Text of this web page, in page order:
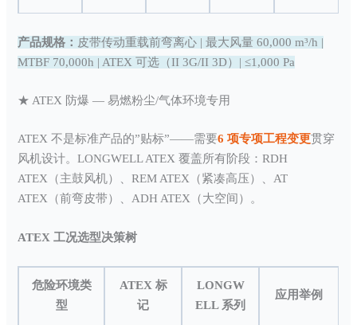
产品规格： 皮带传动重载前弯离心 | 最大风量 60,000 m³/h |
MTBF 70,000h | ATEX 可选（II 3G/II 3D）| ≤1,000 Pa
★ ATEX 防爆 — 易燃粉尘/气体环境专用
ATEX 不是标准产品的”贴标”——需要6 项专项工程变更贯穿
风机设计。LONGWELL ATEX 覆盖所有阶段：RDH
ATEX（主鼓风机）、REM ATEX（紧凑高压）、AT
ATEX（前弯皮带）、ADH ATEX（大空间）。
ATEX 工况选型决策树
危险环境类
型
ATEX 标
记
LONGW
ELL 系列
应用举例